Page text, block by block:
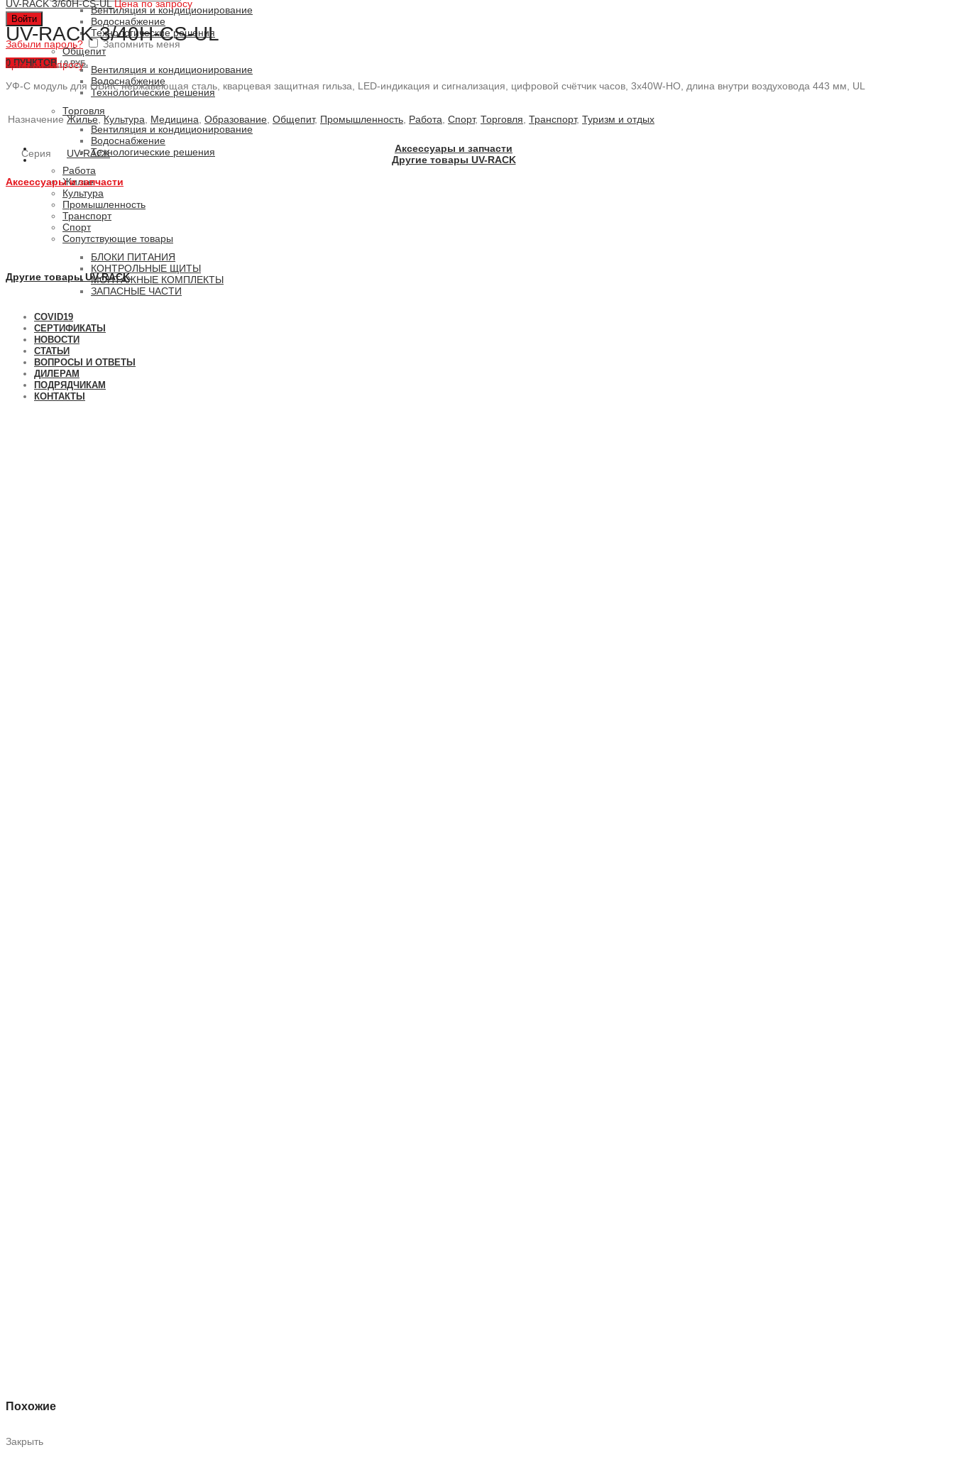
Войти
Забыли пароль? Запомнить меня
0 ПУНКТОВ / 0 РУБ.
Вентиляция и кондиционирование
Водоснабжение
Технологические решения
Общепит
Вентиляция и кондиционирование
Водоснабжение
Технологические решения
Торговля
Вентиляция и кондиционирование
Водоснабжение
Технологические решения
Работа
Жилье
Культура
Промышленность
Транспорт
Спорт
Сопутствующие товары
БЛОКИ ПИТАНИЯ
КОНТРОЛЬНЫЕ ЩИТЫ
МОНТАЖНЫЕ КОМПЛЕКТЫ
ЗАПАСНЫЕ ЧАСТИ
COVID19
СЕРТИФИКАТЫ
НОВОСТИ
СТАТЬИ
ВОПРОСЫ И ОТВЕТЫ
ДИЛЕРАМ
ПОДРЯДЧИКАМ
КОНТАКТЫ
UV-RACK 3/60H-CS-ULЦена по запросу
UV-RACK 3/40H-CS-UL
Цена по запросу
УФ-С модуль для ОВиК, нержавеющая сталь, кварцевая защитная гильза, LED-индикация и сигнализация, цифровой счётчик часов, 3x40W-HO, длина внутри воздуховода 443 мм, UL
Назначение Жилье,Культура Медицина Образование Общепит, Промышленность Работа Спорт, Торговля Транспорт, Туризм и отдых
Серия UV-RACK
Аксессуары и запчасти
Другие товары UV-RACK
Аксессуары и запчасти
Другие товары UV-RACK
Похожие
Закрыть